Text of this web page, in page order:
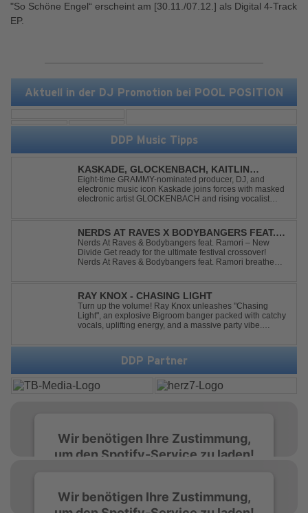
Aktuell in der DJ Promotion bei POOL POSITION
DDP Music Tipps
KASKADE, GLOCKENBACH, KAITLIN
ARAGON - RUNAWAY
Eight-time GRAMMY-nominated producer, DJ, and
electronic music icon Kaskade joins forces with masked
electronic artist GLOCKENBACH and rising vocalist
Kaskade’s forthcoming ORIGIN...
NERDS AT RAVES X BODYBANGERS FEAT.
RAMORI - NEW DIVIDE
Nerds At Raves & Bodybangers feat. Ramori – New
Divide Get ready for the ultimate festival crossover!
Nerds At Raves & Bodybangers feat. Ramori breathe
makeover. From emotional singalong moments t...
RAY KNOX - CHASING LIGHT
Turn up the volume! Ray Knox unleashes "Chasing
Light", an explosive Bigroom banger packed with catchy
vocals, uplifting energy, and a massive party vibe.
alike. A guaranteed crowd-pleaser and party starter!
DDP Partner
Wir benötigen Ihre Zustimmung,
um den Spotify-Service zu laden!
einzubetten. Dieser Service kann Daten zu
Wir benötigen Ihre Zustimmung,
"So Schöne Engel“ erscheint am [30.11./07.12.] als Digital 4-Track
EP.